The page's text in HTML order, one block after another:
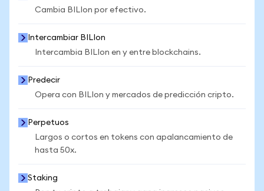
Cambia BILIon por efectivo.
Intercambiar BILIon
Intercambia BILIon en y entre blockchains.
Predecir
Opera con BILIon y mercados de predicción cripto.
Perpetuos
Largos o cortos en tokens con apalancamiento de
hasta 50x.
Staking